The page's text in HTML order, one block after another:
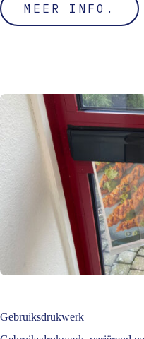
MEER INFO.
Gebruiksdrukwerk